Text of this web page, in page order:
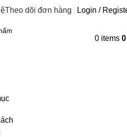
Theo dõi đơn hàng Login /
0 items